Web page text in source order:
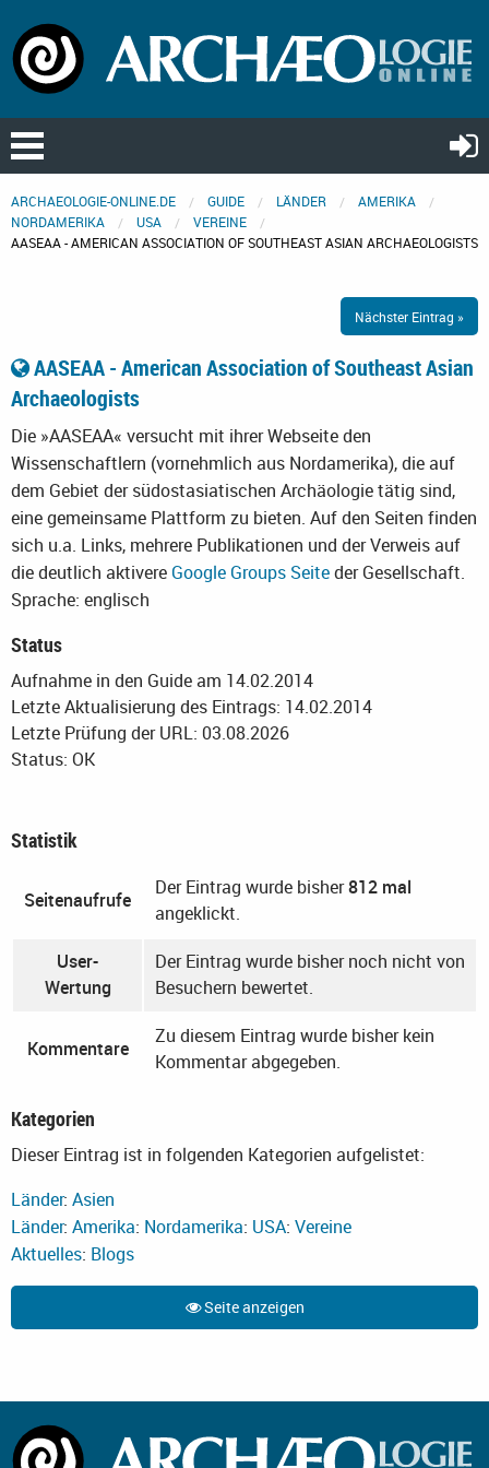
ARCHAEOLOGIE-ONLINE.DE GUIDE LÄNDER
AMERIKA
NORDAMERIKA
USA
VEREINE
AASEAA - AMERICAN ASSOCIATION OF SOUTHEAST ASIAN ARCHAEOLOGISTS
Nächster Eintrag »
AASEAA - American Association of Southeast Asian
Archaeologists
Die »AASEAA« versucht mit ihrer Webseite den
Wissenschaftlern (vornehmlich aus Nordamerika), die auf
dem Gebiet der südostasiatischen Archäologie tätig sind,
eine gemeinsame Plattform zu bieten. Auf den Seiten finden
sich u.a. Links, mehrere Publikationen und der Verweis auf
die deutlich aktivere Google Groups Seiteder Gesellschaft.
Sprache: englisch
Status
Aufnahme in den Guide am 14.02.2014
Letzte Aktualisierung des Eintrags: 14.02.2014
Letzte Prüfung der URL: 03.08.2026
Status: OK
Statistik
Seitenaufrufe
Der Eintrag wurde bisher812 mal
angeklickt.
User-
Wertung
Der Eintrag wurde bisher noch nicht von
Besuchern bewertet.
Kommentare
Zu diesem Eintrag wurde bisher kein
Kommentar abgegeben.
Kategorien
Dieser Eintrag ist in folgenden Kategorien aufgelistet:
Länder: Asien
Länder: Amerika: Nordamerika: USA: Vereine
Aktuelles: Blogs
Seite anzeigen